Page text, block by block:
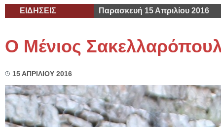
ΕΙΔΗΣΕΙΣ Παρασκευή 15 Απριλίου 2016
Ο Μένιος
15 ΑΠΡΙΛΙΟΥ 2016